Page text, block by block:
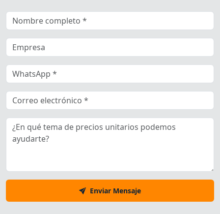
Enviar Mensaje